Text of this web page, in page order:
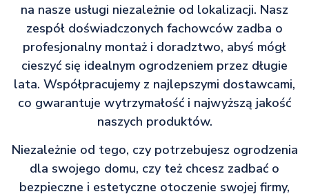
na nasze usługi niezależnie od lokalizacji. Nasz
zespół doświadczonych fachowców zadba o
profesjonalny montaż i doradztwo, abyś mógł
cieszyć się idealnym ogrodzeniem przez długie
lata. Współpracujemy z najlepszymi dostawcami,
co gwarantuje wytrzymałość i najwyższą jakość
naszych produktów.
Niezależnie od tego, czy potrzebujesz ogrodzenia
dla swojego domu, czy też chcesz zadbać o
bezpieczne i estetyczne otoczenie swojej firmy,